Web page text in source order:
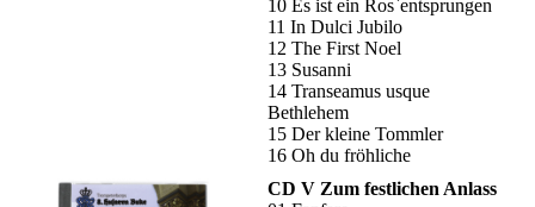
10 Es ist ein Ros`entsprungen
11 In Dulci Jubilo
12 The First Noel
13 Susanni
14 Transeamus usque
Bethlehem
15 Der kleine Tommler
16 Oh du fröhliche
CD V Zum festlichen Anlass